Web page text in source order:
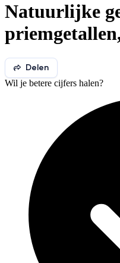
Natuurlijke
Delen
Wil je betere cijfers halen?